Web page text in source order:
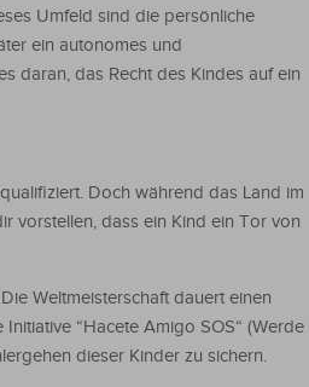
Umfeld sind die persönliche
ein autonomes und
daran, das Recht des Kindes auf ein
Doch während das Land im
vorstellen, dass ein Kind ein Tor von
Weltmeisterschaft dauert einen
“Hacete Amigo SOS“ (Werde
dieser Kinder zu sichern.